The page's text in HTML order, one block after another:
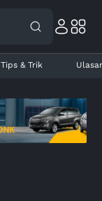
Tips & Trik